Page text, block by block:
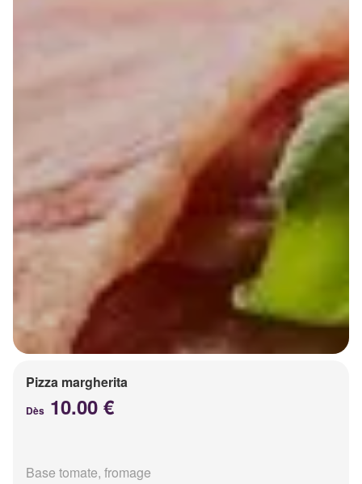
Pizza margherita
Dès 10.00 €
Base tomate, fromage